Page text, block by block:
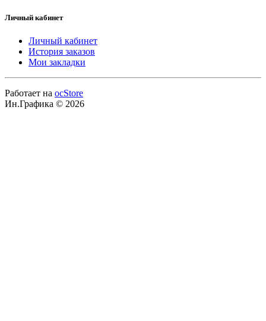
Личный кабинет
Личный кабинет
История заказов
Мои закладки
Работает на ocStore
Ин.Графика © 2026